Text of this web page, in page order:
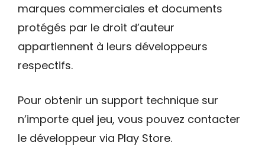
marques commerciales et documents
protégés par le droit d’auteur
appartiennent à leurs développeurs
respectifs.
Pour obtenir un support technique sur
n’importe quel jeu, vous pouvez contacter
le développeur via Play Store.